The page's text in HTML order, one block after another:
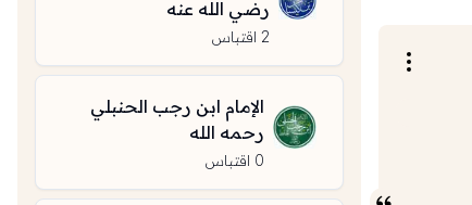
رضي الله عنه
2 اقتباس
الإمام ابن رجب الحنبلي
رحمه الله
0 اقتباس